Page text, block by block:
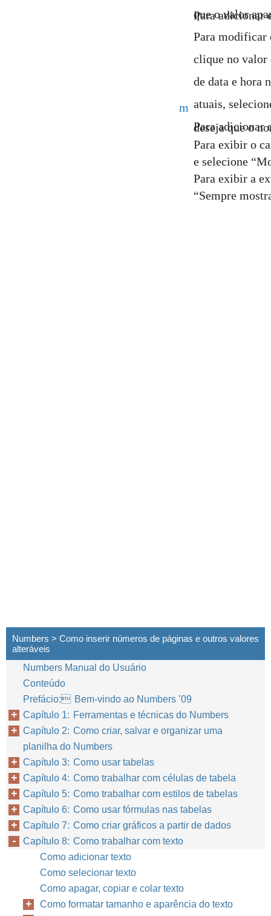
Para adicionar
que o valor
Para modificar
clique no valor
de data e hora
atuais,
Para adicionar
m
deseja que o
Para exibir o
e selecione
Para exibir a
“Sempre
Numbers > Como inserir números de páginas e outros valores
alteráveis
Numbers Manual do Usuário
Conteúdo
Prefácio: Bem-vindo ao Numbers ’09
Capítulo 1: Ferramentas e técnicas do Numbers
Capítulo 2: Como criar, salvar e organizar uma
planilha do Numbers
Capítulo 3: Como usar tabelas
Capítulo 4: Como trabalhar com células de tabela
Capítulo 5: Como trabalhar com estilos de tabelas
Capítulo 6: Como usar fórmulas nas tabelas
Capítulo 7: Como criar gráficos a partir de dados
Capítulo 8: Como trabalhar com texto
Como adicionar texto
Como selecionar texto
Como apagar, copiar e colar texto
Como formatar tamanho e aparência do texto